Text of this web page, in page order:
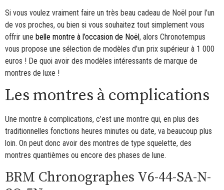
Si vous voulez vraiment faire un très beau cadeau de Noël pour l’un
de vos proches, ou bien si vous souhaitez tout simplement vous
offrir une belle montre à l’occasion de Noël, alors Chronotempus
vous propose une sélection de modèles d’un prix supérieur à 1 000
euros ! De quoi avoir des modèles intéressants de marque de
montres de luxe !
Les montres à complications
Une montre à complications, c’est une montre qui, en plus des
traditionnelles fonctions heures minutes ou date, va beaucoup plus
loin. On peut donc avoir des montres de type squelette, des
montres quantièmes ou encore des phases de lune.
BRM Chronographes V6-44-SA-N-